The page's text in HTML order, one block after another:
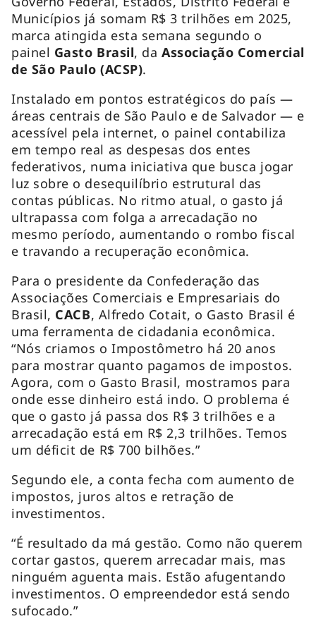
Municípios já somam R$ 3 trilhões em 2025,
marca atingida esta semana segundo o
painel Gasto Brasil, da Associação Comercial
de São Paulo (ACSP).
Instalado em pontos estratégicos do país —
áreas centrais de São Paulo e de Salvador — e
acessível pela internet, o painel contabiliza
em tempo real as despesas dos entes
federativos, numa iniciativa que busca jogar
luz sobre o desequilíbrio estrutural das
contas públicas. No ritmo atual, o gasto já
ultrapassa com folga a arrecadação no
mesmo período, aumentando o rombo fiscal
e travando a recuperação econômica.
Para o presidente da Confederação das
Associações Comerciais e Empresariais do
Brasil, CACB, Alfredo Cotait, o Gasto Brasil é
uma ferramenta de cidadania econômica.
“Nós criamos o Impostômetro há 20 anos
para mostrar quanto pagamos de impostos.
Agora, com o Gasto Brasil, mostramos para
onde esse dinheiro está indo. O problema é
que o gasto já passa dos R$ 3 trilhões e a
arrecadação está em R$ 2,3 trilhões. Temos
um déficit de R$ 700 bilhões.”
Segundo ele, a conta fecha com aumento de
impostos, juros altos e retração de
investimentos.
“É resultado da má gestão. Como não querem
cortar gastos, querem arrecadar mais, mas
ninguém aguenta mais. Estão afugentando
investimentos. O empreendedor está sendo
sufocado.”